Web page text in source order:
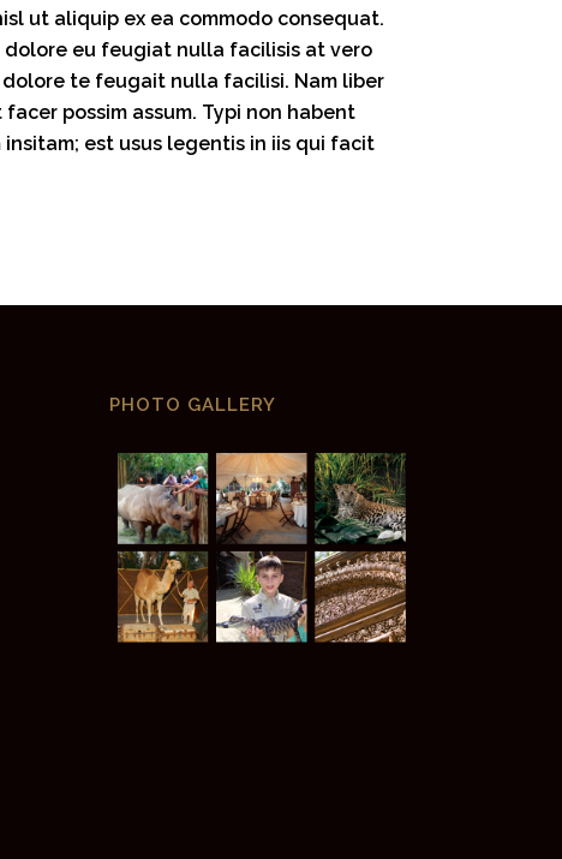
ut aliquip ex ea commodo consequat.
eu feugiat nulla facilisis at vero
te feugait nulla facilisi. Nam liber
possim assum. Typi non habent
est usus legentis in iis qui facit
PHOTO GALLERY